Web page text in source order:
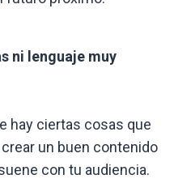
ni lenguaje muy
hay ciertas cosas que
un buen contenido
con tu audiencia.